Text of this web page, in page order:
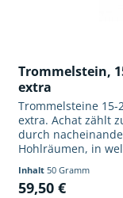
Trommelstein,
extra
Trommelsteine 15-
extra. Achat zählt
durch
Hohlräumen, in
Inhalt50 Gramm
59,50 €